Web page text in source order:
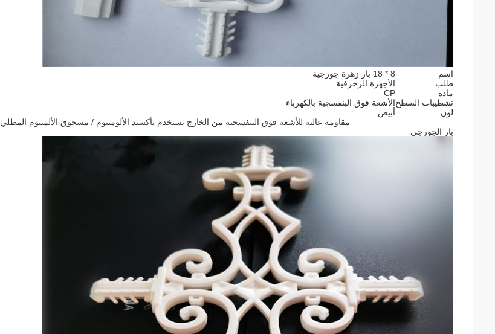
اسم
8 * 18 بار زهرة جورجية
طلب
الأجهزة الزخرفية
مادة
CP
تشطيبات السطحالأشعة فوق البنفسجية بالكهرباء
لون
أبيض
مقاومة عالية للأشعة فوق البنفسجية من الخارج تستخدم بأكسيد الألومنيوم / مسحوق الألمنيوم المطلي
بار الجورجي